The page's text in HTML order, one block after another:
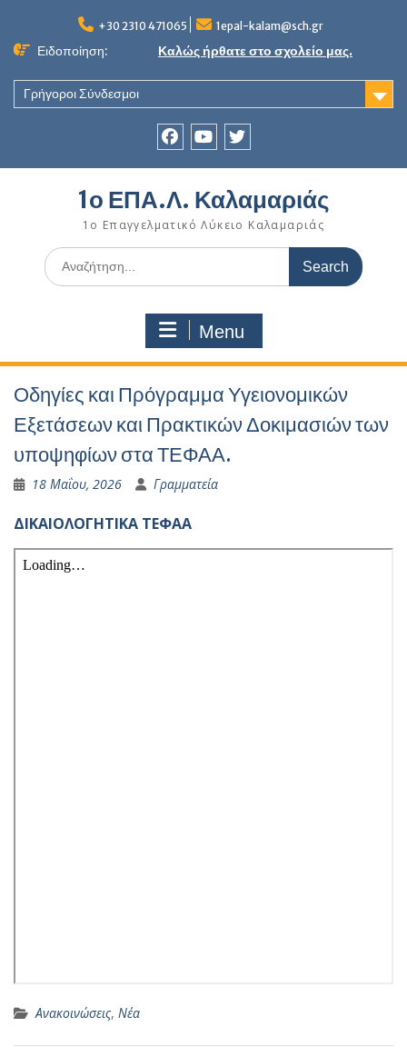
content
+30 2310 471065 1epal-kalam@sch.gr
Ειδοποίηση: Καλώς ήρθατε στο σχολείο μας.
Γρήγοροι Σύνδεσμοι
1ο ΕΠΑ.Λ. Καλαμαριάς
1ο Επαγγελματικό Λύκειο Καλαμαριάς
Search
for:
Menu
Οδηγίες και Πρόγραμμα Υγειονομικών
Εξετάσεων και Πρακτικών Δοκιμασιών των
υποψηφίων στα ΤΕΦΑΑ.
18 Μαΐου, 2026 Γραμματεία
ΔΙΚΑΙΟΛΟΓΗΤΙΚΑ ΤΕΦΑΑ
Ανακοινώσεις, Νέα